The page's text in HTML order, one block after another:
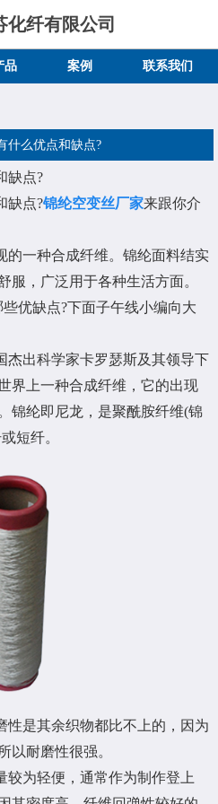
化纤有限公司
品 案例 联系我们
什么优点和缺点?
缺点?
缺点?锦纶空变丝厂家来跟你介
的一种合成纤维。锦纶面料结实
服，广泛用于各种生活方面。
优缺点?下面子午线小编向大
杰出科学家卡罗瑟斯及其领导下
界上一种合成纤维，它的出现
锦纶即尼龙，是聚酰胺纤维(锦
短纤。
性是其余织物都比不上的，因为
以耐磨性很强。
较为轻便，通常作为制作登上